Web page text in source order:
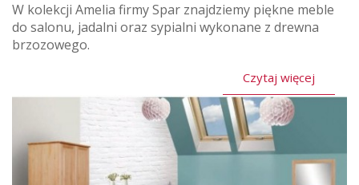
W kolekcji Amelia firmy Spar znajdziemy piękne meble
do salonu, jadalni oraz sypialni wykonane z drewna
brzozowego.
Czytaj więcej